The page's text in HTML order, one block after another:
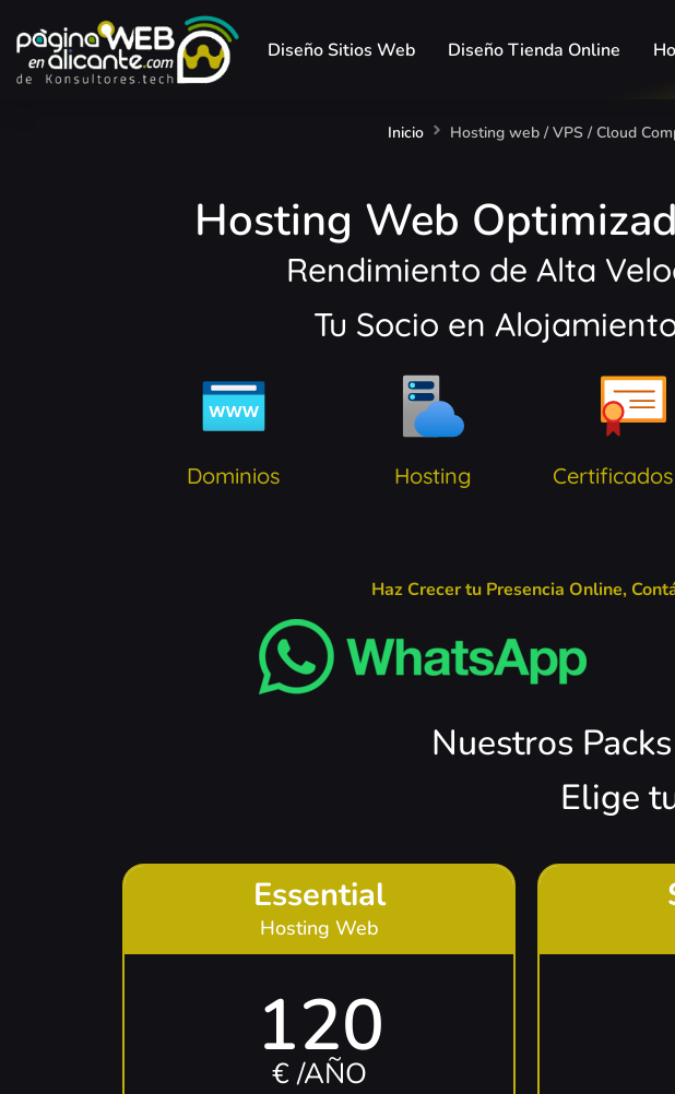
Diseño Sitios Web Diseño Tienda Online
Inicio Hosting web / VPS / Cloud
Hosting Web
Rendimiento de Alta
Tu Socio en
Dominios Hosting Certificados
Haz Crecer tu Presencia Online,
Nuestros
Elige
Essential
Hosting Web
120
€ /AÑO